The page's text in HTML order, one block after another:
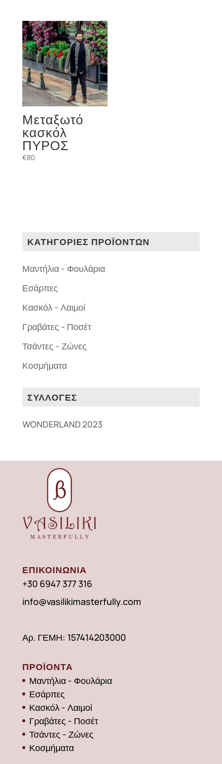
Μεταξωτό
κασκόλ
ΠΥΡΟΣ
€80
ΚΑΤΗΓΟΡΙΕΣ ΠΡΟΪΟΝΤΩΝ
Μαντήλια - Φουλάρια
Εσάρπες
Κασκόλ - Λαιμοί
Γραβάτες - Ποσέτ
Τσάντες - Ζώνες
Κοσμήματα
ΣΥΛΛΟΓΕΣ
WONDERLAND 2023
ΕΠΙΚΟΙΝΩΝΙΑ
+30 6947 377 316
info@vasilikimasterfully.com
Αρ. ΓΕΜΗ: 157414203000
ΠΡΟΪΟΝΤΑ
Μαντήλια - Φουλάρια
Εσάρπες
Κασκόλ - Λαιμοί
Γραβάτες - Ποσέτ
Τσάντες - Ζώνες
Κοσμήματα